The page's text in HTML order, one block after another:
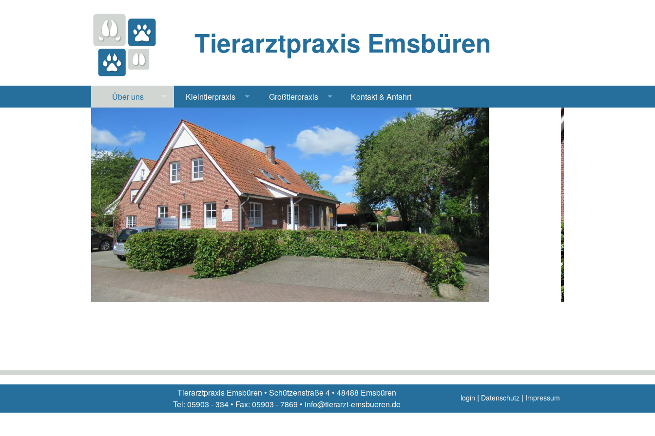
Tierarztpraxis Emsbüren
Über uns
Apotheke
Labor
Notdienst
Jobs & Praktikum
Kleintierpraxis
Heimtiere
Röntgen Ultraschall Elektrochirurgie Narkose
Großtierpraxis
Bestandsbetreuung Rind
Pferde
Geflügel, Tauben, Hühner
Kontakt & Anfahrt
Tierarztpraxis Emsbüren • Schützenstraße 4 • 48488 Emsbüren
Tel: 05903 - 334 • Fax: 05903 - 7869 • info@tierarzt-emsbueren.de
login | Datenschutz | Impressum